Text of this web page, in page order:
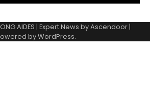
ONG AIDES | Expert News byAscendoor|
byWordPress.